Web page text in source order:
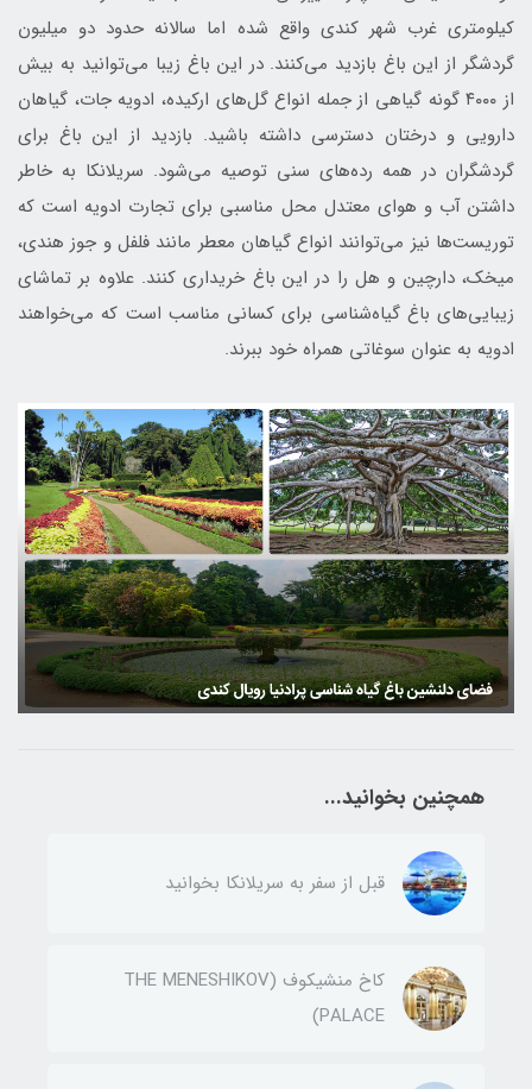
کیلومتری غرب شهر کندی واقع شده اما سالانه حدود دو میلیون
گردشگر از این باغ بازدید می‌کنند. در این باغ زیبا می‌توانید به بیش
از ۴۰۰۰ گونه گیاهی از جمله انواع گل‌های ارکیده، ادویه جات، گیاهان
دارویی و درختان دسترسی داشته باشید. بازدید از این باغ برای
گردشگران در همه رده‌های سنی توصیه می‌شود. سریلانکا به خاطر
داشتن آب و هوای معتدل محل مناسبی برای تجارت ادویه است که
توریست‌ها نیز می‌توانند انواع گیاهان معطر مانند فلفل و جوز هندی،
میخک، دارچین و هل را در این باغ خریداری کنند. علاوه بر تماشای
زیبایی‌های باغ گیاه‌شناسی برای کسانی مناسب است که می‌خواهند
ادویه به عنوان سوغاتی همراه خود ببرند.
همچنین بخوانید...
قبل از سفر به سریلانکا بخوانید
کاخ منشیکوف (THE MENESHIKOV
PALACE)